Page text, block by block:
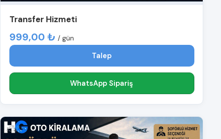
Transfer Hizmeti
999,00 ₺ / gün
Talep
WhatsApp Sipariş